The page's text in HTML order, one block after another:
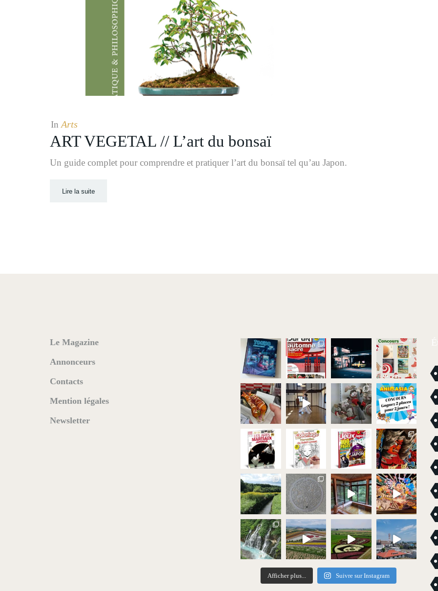
In Arts
ART VEGETAL // L’art du bonsaï
Un guide complet pour comprendre et pratiquer l’art du bonsaï tel qu’au Japon.
Lire la suite
Le Magazine
Annonceurs
Contacts
Mention légales
Newsletter
Afficher plus... Suivre sur Instagram